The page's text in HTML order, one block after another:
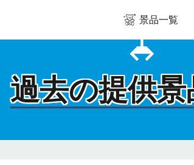
景品一覧
過去の提供